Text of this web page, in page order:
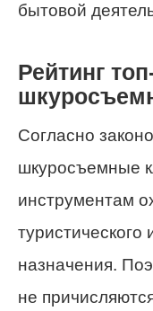
бытовой
Рейтинг
Согласно
шкуросъемные
инструментам
туристического
назначения.
не